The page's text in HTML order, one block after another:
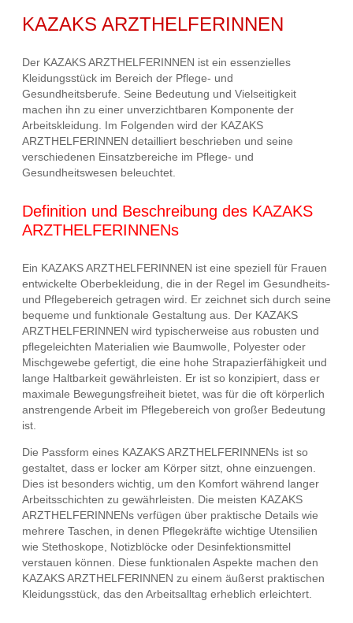
KAZAKS ARZTHELFERINNEN
Der KAZAKS ARZTHELFERINNEN ist ein essenzielles
Kleidungsstück im Bereich der Pflege- und
Gesundheitsberufe. Seine Bedeutung und Vielseitigkeit
machen ihn zu einer unverzichtbaren Komponente der
Arbeitskleidung. Im Folgenden wird der KAZAKS
ARZTHELFERINNEN detailliert beschrieben und seine
verschiedenen Einsatzbereiche im Pflege- und
Gesundheitswesen beleuchtet.
Definition und Beschreibung des KAZAKS
ARZTHELFERINNENs
Ein KAZAKS ARZTHELFERINNEN ist eine speziell für Frauen
entwickelte Oberbekleidung, die in der Regel im Gesundheits-
und Pflegebereich getragen wird. Er zeichnet sich durch seine
bequeme und funktionale Gestaltung aus. Der KAZAKS
ARZTHELFERINNEN wird typischerweise aus robusten und
pflegeleichten Materialien wie Baumwolle, Polyester oder
Mischgewebe gefertigt, die eine hohe Strapazierfähigkeit und
lange Haltbarkeit gewährleisten. Er ist so konzipiert, dass er
maximale Bewegungsfreiheit bietet, was für die oft körperlich
anstrengende Arbeit im Pflegebereich von großer Bedeutung
ist.
Die Passform eines KAZAKS ARZTHELFERINNENs ist so
gestaltet, dass er locker am Körper sitzt, ohne einzuengen.
Dies ist besonders wichtig, um den Komfort während langer
Arbeitsschichten zu gewährleisten. Die meisten KAZAKS
ARZTHELFERINNENs verfügen über praktische Details wie
mehrere Taschen, in denen Pflegekräfte wichtige Utensilien
wie Stethoskope, Notizblöcke oder Desinfektionsmittel
verstauen können. Diese funktionalen Aspekte machen den
KAZAKS ARZTHELFERINNEN zu einem äußerst praktischen
Kleidungsstück, das den Arbeitsalltag erheblich erleichtert.